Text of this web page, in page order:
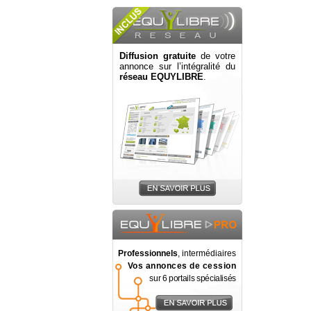
Diffusion gratuite de votre
annonce sur l’intégralité du
réseau EQUYLIBRE.
Professionnels, intermédiaires
Vos annonces de cession
sur 6 portails spécialisés